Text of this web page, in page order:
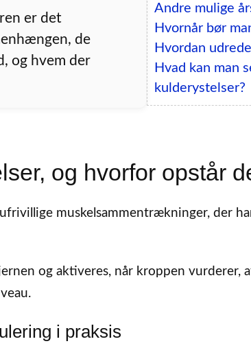
er det
de
og hvem der
Andre mulige
Hvornår bør
Hvordan
Hvad kan man
kulderystelser?
og hvorfor opstår
muskelsammentrækninger, der
og aktiveres, når kroppen vurderer,
i praksis